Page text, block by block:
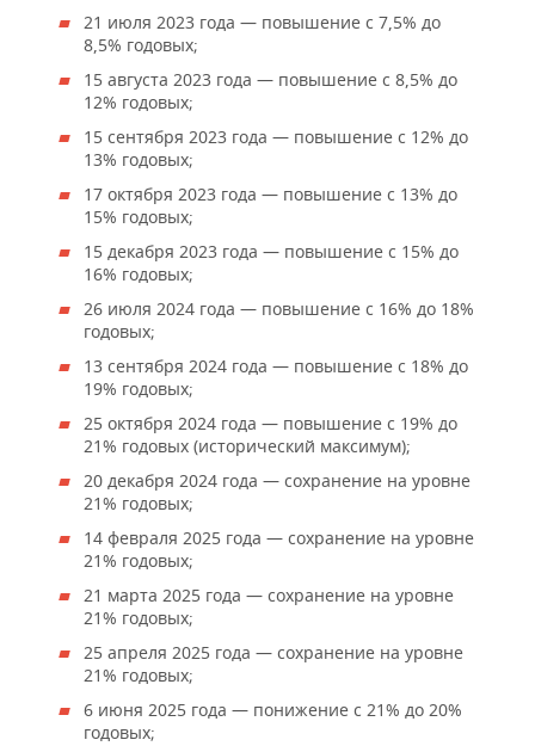
21 июля 2023 года — повышение с 7,5% до
8,5% годовых;
15 августа 2023 года — повышение с 8,5% до
12% годовых;
15 сентября 2023 года — повышение с 12% до
13% годовых;
17 октября 2023 года — повышение с 13% до
15% годовых;
15 декабря 2023 года — повышение с 15% до
16% годовых;
26 июля 2024 года — повышение с 16% до 18%
годовых;
13 сентября 2024 года — повышение с 18% до
19% годовых;
25 октября 2024 года — повышение с 19% до
21% годовых (исторический максимум);
20 декабря 2024 года — сохранение на уровне
21% годовых;
14 февраля 2025 года — сохранение на уровне
21% годовых;
21 марта 2025 года — сохранение на уровне
21% годовых;
25 апреля 2025 года — сохранение на уровне
21% годовых;
6 июня 2025 года — понижение с 21% до 20%
годовых;